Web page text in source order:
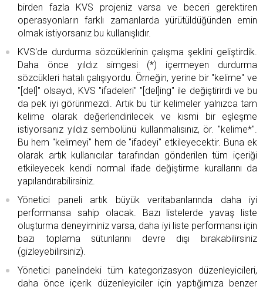
birden fazla KVS projeniz varsa ve beceri gerektiren
operasyonların farklı zamanlarda yürütüldüğünden emin
olmak istiyorsanız bu kullanışlıdır.
KVS'de durdurma sözcüklerinin çalışma şeklini geliştirdik.
Daha önce yıldız simgesi (*) içermeyen durdurma
sözcükleri hatalı çalışıyordu. Örneğin, yerine bir "kelime" ve
"[del]" olsaydı, KVS "ifadeleri" "[del]ing" ile değiştirirdi ve bu
da pek iyi görünmezdi. Artık bu tür kelimeler yalnızca tam
kelime olarak değerlendirilecek ve kısmi bir eşleşme
istiyorsanız yıldız sembolünü kullanmalısınız, ör. "kelime*".
Bu hem "kelimeyi" hem de "ifadeyi" etkileyecektir. Buna ek
olarak artık kullanıcılar tarafından gönderilen tüm içeriği
etkileyecek kendi normal ifade değiştirme kurallarını da
yapılandırabilirsiniz.
Yönetici paneli artık büyük veritabanlarında daha iyi
performansa sahip olacak. Bazı listelerde yavaş liste
oluşturma deneyiminiz varsa, daha iyi liste performansı için
bazı toplama sütunlarını devre dışı bırakabilirsiniz
(gizleyebilirsiniz).
Yönetici panelindeki tüm kategorizasyon düzenleyicileri,
daha önce içerik düzenleyiciler için yaptığımıza benzer